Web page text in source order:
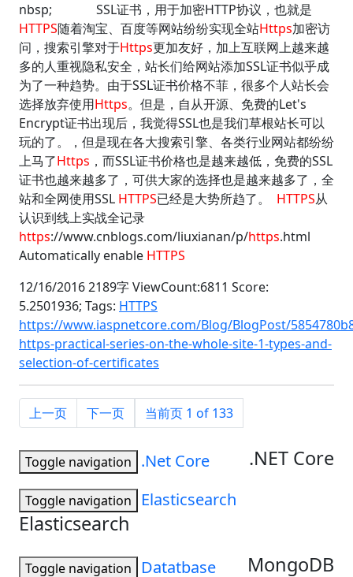
nbsp; SSL证书，用于加密HTTP协议，也就是
HTTPS随着淘宝、百度等网站纷纷实现全站Https加密访
问，搜索引擎对于Https更加友好，加上互联网上越来越
多的人重视隐私安全，站长们给网站添加SSL证书似乎成
为了一种趋势。由于SSL证书价格不菲，很多个人站长会
选择放弃使用Https。但是，自从开源、免费的Let's
Encrypt证书出现后，我觉得SSL也是我们草根站长可以
玩的了。，但是现在各大搜索引擎、各类行业网站都纷纷
上马了Https ，而SSL证书价格也是越来越低，免费的SSL
证书也越来越多了，可供大家的选择也是越来越多了，全
站和全网使用SSL HTTPS已经是大势所趋了。 HTTPS从
认识到线上实战全记录
https://www.cnblogs.com/liuxianan/p/https.html
Automatically enable HTTPS
12/16/2016 2189字 ViewCount:6811 Score:
5.2501936; Tags: HTTPS
https://www.iaspnetcore.com/Blog/BlogPost/
https-practical-series-on-the-whole-site-1-types-and-
selection-of-certificates
上一页 下一页 当前页 1 of 133
Toggle navigation .Net Core .NET Core
Toggle navigation Elasticsearch
Elasticsearch
Toggle navigation Datatbase MongoDB